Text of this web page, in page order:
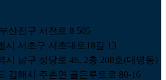
산진구 서전로 8 505
시 서초구 서초대로18길 13
시 남구 성당로 46, 2층 208호(대명동)
김해시 주촌면 골든루트로 80-16